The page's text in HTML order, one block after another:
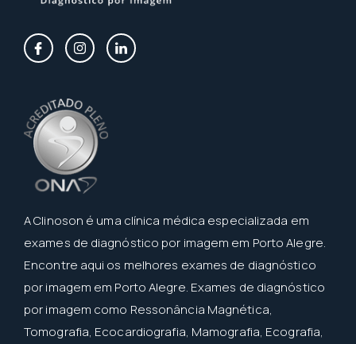
A Clinoson é uma clínica médica especializada em
exames de diagnóstico por imagem em Porto Alegre.
Encontre aqui os melhores exames de diagnóstico
por imagem em Porto Alegre. Exames de diagnóstico
por imagem como Ressonância Magnética,
Tomografia, Ecocardiografia, Mamografia, Ecografia,